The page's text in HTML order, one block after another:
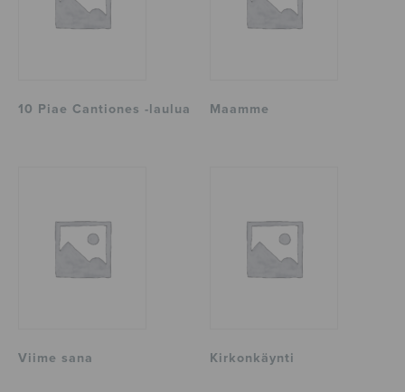
10 Piae Cantiones -laulua Maamme
Viime sana Kirkonkäynti